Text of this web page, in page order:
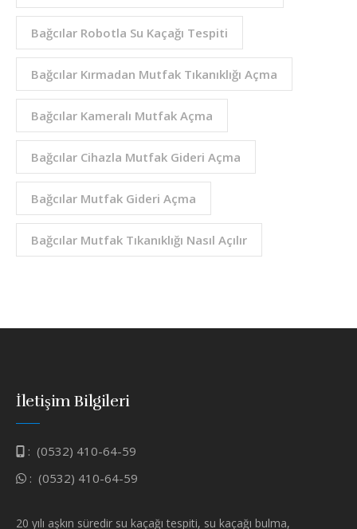
Bağcılar Robotla Su Kaçağı Tespiti
Bağcılar Kırmadan Mutfak Tıkanıklığı Açma
Bağcılar Kameralı Mutfak Açma
Bağcılar Cihazla Mutfak Gideri Açma
Bağcılar Mutfak Gideri Açma
Bağcılar Mutfak Tıkanıklığı Nasıl Açılır
İletişim Bilgileri
: (0532) 410-64-59
: (0532) 410-64-59
20 yılı aşkın süredir su kaçağı tespiti, su kaçağı bulma,